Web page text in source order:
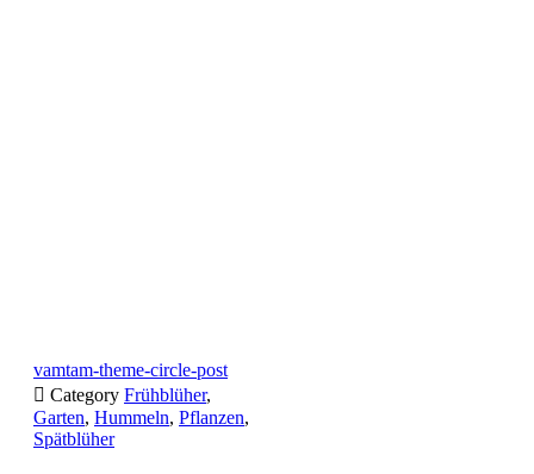
vamtam-theme-circle-post
 Category Frühblüher,
Garten, Hummeln, Pflanzen,
Spätblüher